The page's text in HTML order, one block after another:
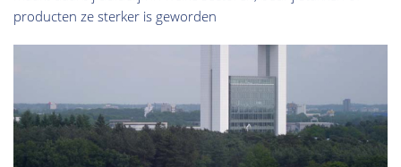
producten ze sterker is geworden